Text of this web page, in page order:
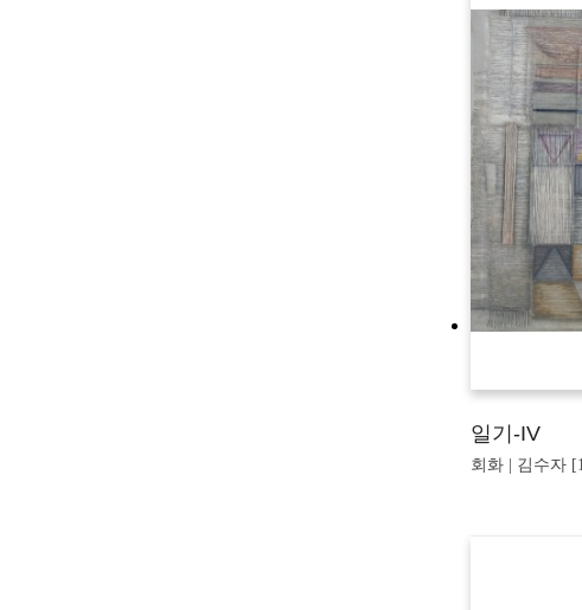
일기-IV
회화 | 김수자